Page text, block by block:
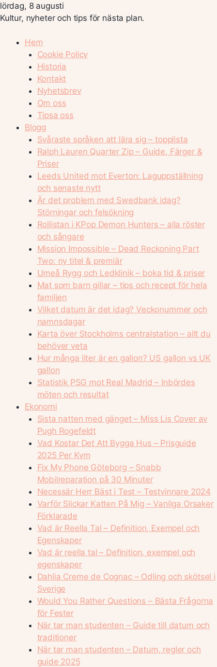
lördag, 8 augusti
Kultur, nyheter och tips för nästa plan.
Hem
Cookie Policy
Historia
Kontakt
Nyhetsbrev
Om oss
Tipsa oss
Blogg
Svåraste språken att lära sig – topplista
Ralph Lauren Quarter Zip – Guide, Färger &
Priser
Leeds United mot Everton: Laguppställning
och senaste nytt
Är det problem med Swedbank idag?
Störningar och felsökning
Rollistan i KPop Demon Hunters – alla röster
och sångare
Mission Impossible – Dead Reckoning Part
Two: ny titel & premiär
Umeå Rygg och Ledklinik – boka tid & priser
Mat som barn gillar – tips och recept för hela
familjen
Vilket datum är det idag? Veckonummer och
namnsdagar
Karta över Stockholms centralstation – allt du
behöver veta
Hur många liter är en gallon? US gallon vs UK
gallon
Statistik PSG mot Real Madrid – Inbördes
möten och resultat
Ekonomi
Sista natten med gänget – Miss Lis Cover av
Pugh Rogefeldt
Vad Kostar Det Att Bygga Hus – Prisguide
2025 Per Kvm
Fix My Phone Göteborg – Snabb
Mobilreparation på 30 Minuter
Necessär Herr Bäst i Test – Testvinnare 2024
Varför Slickar Katten På Mig – Vanliga Orsaker
Förklarade
Vad är Reella Tal – Definition, Exempel och
Egenskaper
Vad är reella tal – Definition, exempel och
egenskaper
Dahlia Creme de Cognac – Odling och skötsel i
Sverige
Would You Rather Questions – Bästa Frågorna
för Fester
När tar man studenten – Guide till datum och
traditioner
När tar man studenten – Datum, regler och
guide 2025